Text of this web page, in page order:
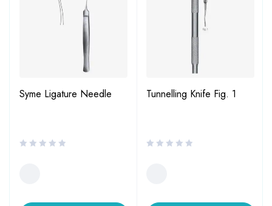
Syme Ligature Needle Tunnelling Knife Fig. 1